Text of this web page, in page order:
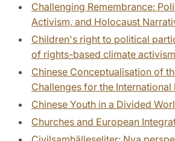
Challenging Remembrance:
Activism, and Holocaust
Children's right to political
of rights-based climate
Chinese Conceptualisation of
Challenges for the International
Chinese Youth in a Divided
Churches and European